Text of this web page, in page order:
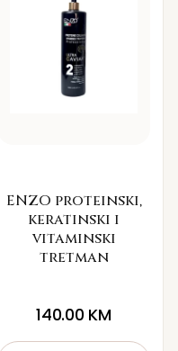
ENZO proteinski,
keratinski i
vitaminski
tretman
140.00 KM